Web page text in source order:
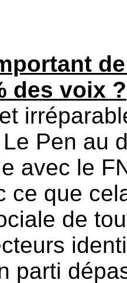
des voix ?
Pen au
avec le
ce que
de
parti